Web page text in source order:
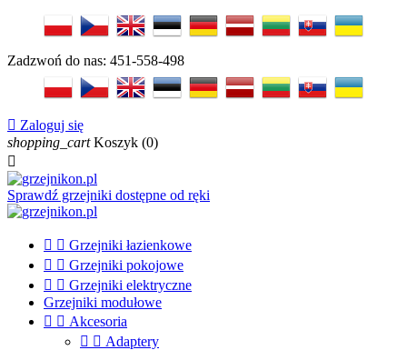
Zadzwoń do nas: 451-558-498
 Zaloguj się
shopping_cart Koszyk (0)

Sprawdź grzejniki dostępne od ręki
  Grzejniki łazienkowe
  Grzejniki pokojowe
  Grzejniki elektryczne
Grzejniki modułowe
  Akcesoria
  Adaptery